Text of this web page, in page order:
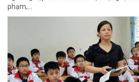
phạm,…